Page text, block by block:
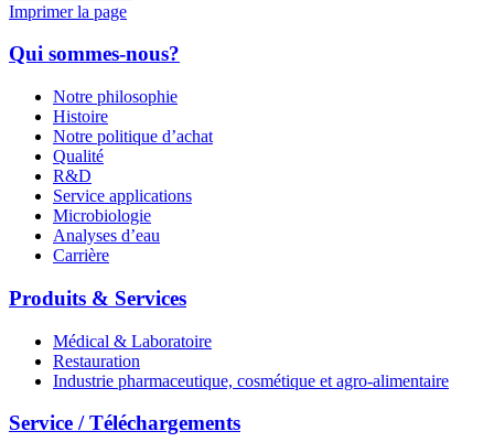
Imprimer la page
Qui sommes-nous?
Notre philosophie
Histoire
Notre politique d’achat
Qualité
R&D
Service applications
Microbiologie
Analyses d’eau
Carrière
Produits & Services
Médical & Laboratoire
Restauration
Industrie pharmaceutique, cosmétique et agro-alimentaire
Service / Téléchargements